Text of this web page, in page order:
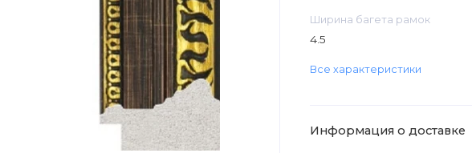
Ширина багета рамок
4.5
Все характеристики
Информация о доставке